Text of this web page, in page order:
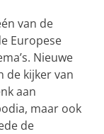
van de
Europese
Nieuwe
de kijker van
aan
maar ook
de